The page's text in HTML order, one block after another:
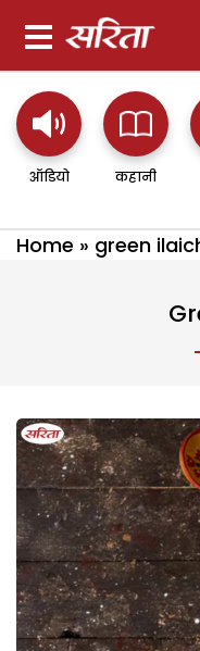
ऑडियो कहानी
Home » green